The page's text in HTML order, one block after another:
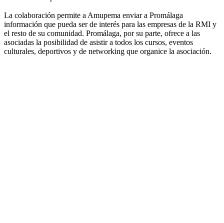
La colaboración permite a Amupema enviar a Promálaga
información que pueda ser de interés para las empresas de la RMI y
el resto de su comunidad. Promálaga, por su parte, ofrece a las
asociadas la posibilidad de asistir a todos los cursos, eventos
culturales, deportivos y de networking que organice la asociación.